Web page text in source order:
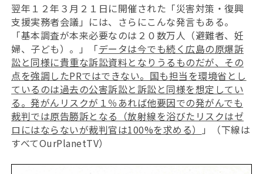
翌年１２年３月２１日に開催された「災害対策・復興
支援実務者会議」には、さらにこんな発言もある。
「基本調査が本来必要なのは２０数万人（避難者、妊
婦、子ども）。」「データは今でも続く広島の原爆訴
訟と同様に貴重な訴訟資料となりうるものだが、その
点を強調したPRではできない。国も担当を環境省とし
ているのは過去の公害訴訟と訴訟と同様を想定してい
る。発がんリスクが１％あれば他要因での発がんでも
裁判では原告勝訴となる（放射線を浴びたリスクはゼ
ロにはならないが裁判官は100%を求める）
」（下線は
すべてOurPlanetTV）